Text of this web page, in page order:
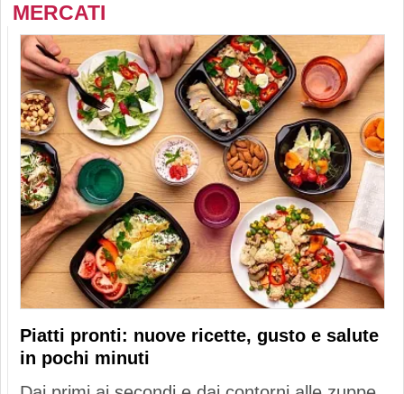
MERCATI
Piatti pronti: nuove ricette, gusto e salute
in pochi minuti